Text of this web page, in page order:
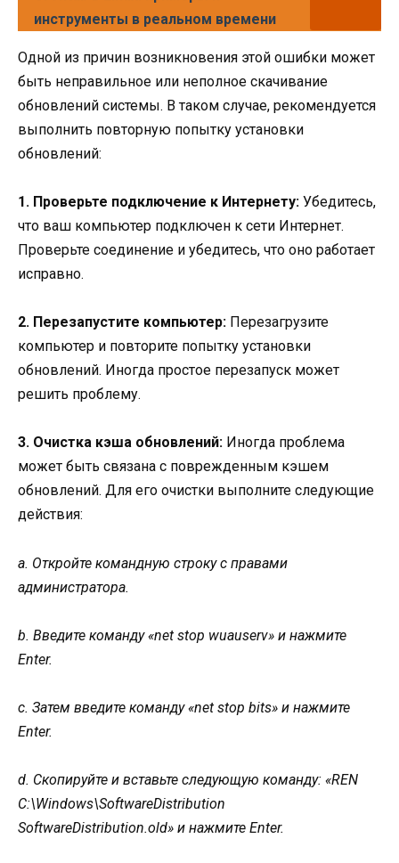
инструменты в реальном времени
Одной из причин возникновения этой ошибки может
быть неправильное или неполное скачивание
обновлений системы. В таком случае, рекомендуется
выполнить повторную попытку установки
обновлений:
1. Проверьте подключение к Интернету: Убедитесь,
что ваш компьютер подключен к сети Интернет.
Проверьте соединение и убедитесь, что оно работает
исправно.
2. Перезапустите компьютер: Перезагрузите
компьютер и повторите попытку установки
обновлений. Иногда простое перезапуск может
решить проблему.
3. Очистка кэша обновлений: Иногда проблема
может быть связана с поврежденным кэшем
обновлений. Для его очистки выполните следующие
действия:
a. Откройте командную строку с правами
администратора.
b. Введите команду «net stop wuauserv» и нажмите
Enter.
c. Затем введите команду «net stop bits» и нажмите
Enter.
d. Скопируйте и вставьте следующую команду: «REN
C:\Windows\SoftwareDistribution
SoftwareDistribution.old» и нажмите Enter.